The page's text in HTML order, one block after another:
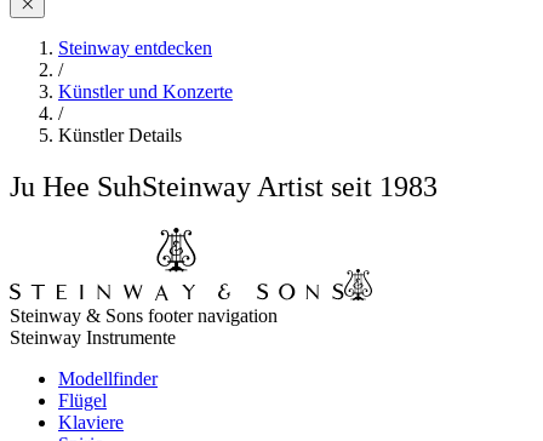
Steinway entdecken
/
Künstler und Konzerte
/
Künstler Details
Ju Hee SuhSteinway Artist seit 1983
Steinway & Sons footer navigation
Steinway Instrumente
Modellfinder
Flügel
Klaviere